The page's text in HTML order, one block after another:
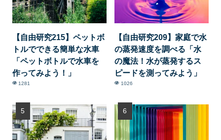
【自由研究215】ペットボ
トルでできる簡単な水車
「ペットボトルで水車を
作ってみよう！」
1281
【自由研究209】家庭で水
の蒸発速度を調べる「水
の魔法！水が蒸発するス
ピードを測ってみよう」
1026